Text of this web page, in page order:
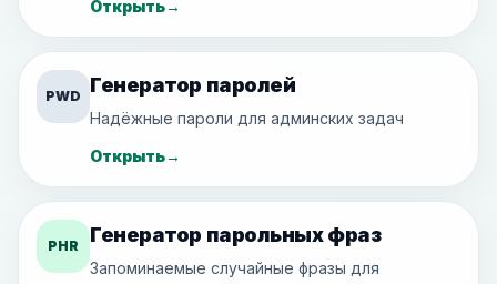
Открыть→
PWD Генератор паролей
Надёжные пароли для админских задач
Открыть→
PHR Генератор парольных фраз
Запоминаемые случайные фразы для